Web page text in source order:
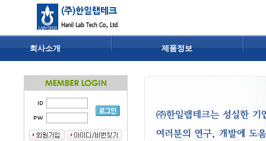
회사소개 제품정보